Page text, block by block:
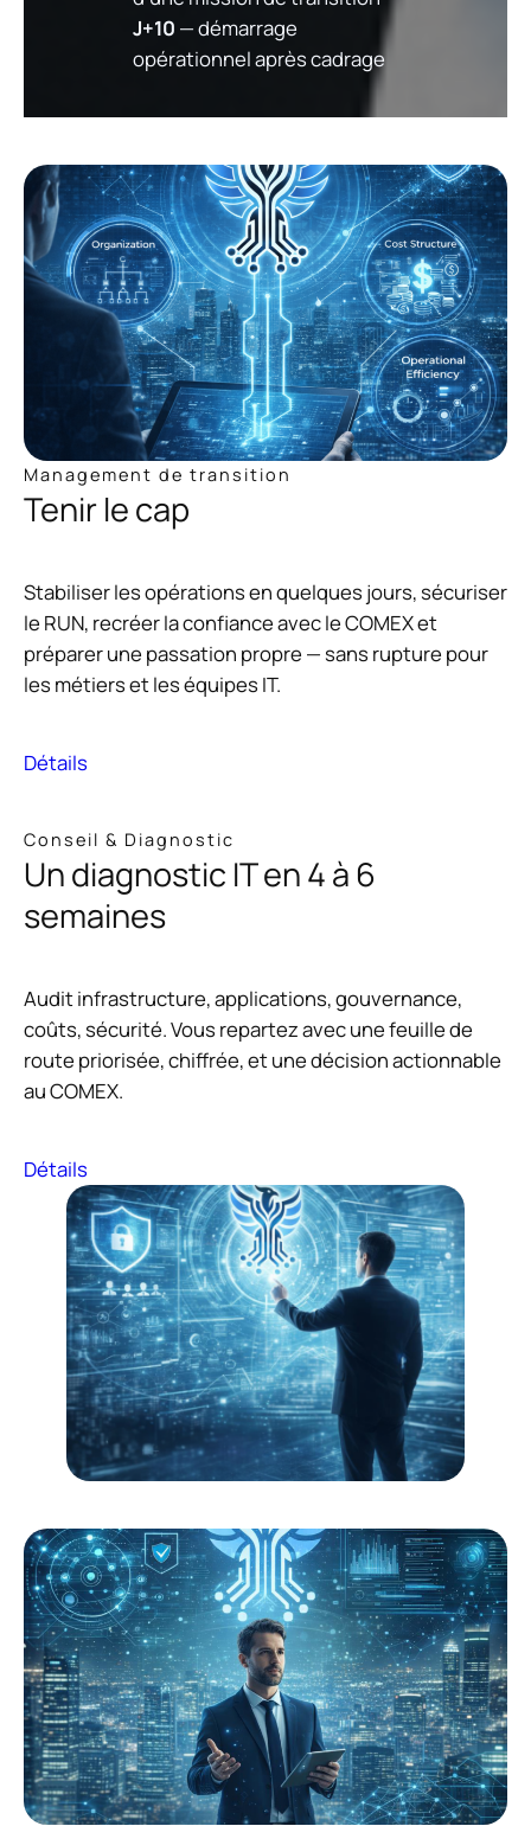
J+10 — démarrage
opérationnel après cadrage
Management de transition
Tenir le cap
Stabiliser les opérations en quelques jours, sécuriser
le RUN, recréer la confiance avec le COMEX et
préparer une passation propre — sans rupture pour
les métiers et les équipes IT.
Détails
Conseil & Diagnostic
Un diagnostic IT en 4 à 6
semaines
Audit infrastructure, applications, gouvernance,
coûts, sécurité. Vous repartez avec une feuille de
route priorisée, chiffrée, et une décision actionnable
au COMEX.
Détails